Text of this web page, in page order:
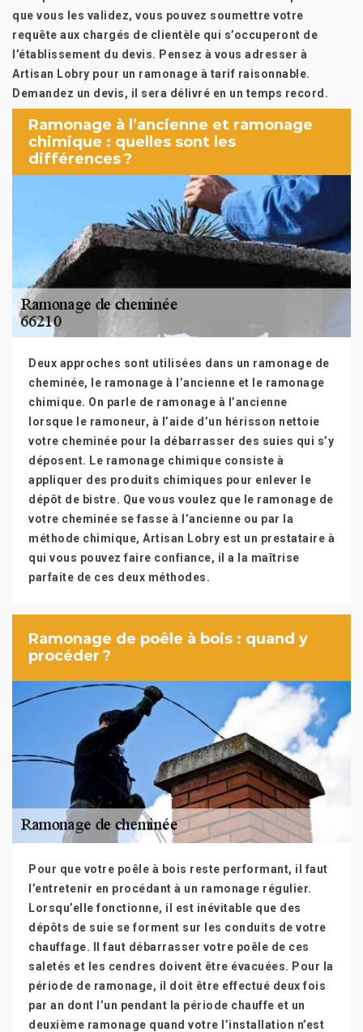
que vous les validez, vous pouvez soumettre votre
requête aux chargés de clientèle qui s’occuperont de
l’établissement du devis. Pensez à vous adresser à
Artisan Lobry pour un ramonage à tarif raisonnable.
Demandez un devis, il sera délivré en un temps record.
Ramonage à l’ancienne et ramonage
chimique : quelles sont les
différences ?
Deux approches sont utilisées dans un ramonage de
cheminée, le ramonage à l’ancienne et le ramonage
chimique. On parle de ramonage à l’ancienne
lorsque le ramoneur, à l’aide d’un hérisson nettoie
votre cheminée pour la débarrasser des suies qui s’y
déposent. Le ramonage chimique consiste à
appliquer des produits chimiques pour enlever le
dépôt de bistre. Que vous voulez que le ramonage de
votre cheminée se fasse à l’ancienne ou par la
méthode chimique, Artisan Lobry est un prestataire à
qui vous pouvez faire confiance, il a la maîtrise
parfaite de ces deux méthodes.
Ramonage de poêle à bois : quand y
procéder ?
Pour que votre poêle à bois reste performant, il faut
l’entretenir en procédant à un ramonage régulier.
Lorsqu’elle fonctionne, il est inévitable que des
dépôts de suie se forment sur les conduits de votre
chauffage. Il faut débarrasser votre poêle de ces
saletés et les cendres doivent être évacuées. Pour la
période de ramonage, il doit être effectué deux fois
par an dont l’un pendant la période chauffe et un
deuxième ramonage quand votre l’installation n’est